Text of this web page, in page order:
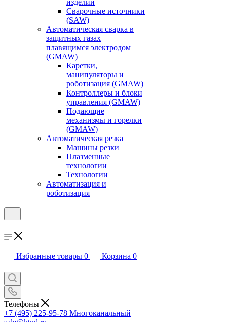
изделий
Сварочные источники
(SAW)
Автоматическая сварка в
защитных газах
плавящимся электродом
(GMAW)
Каретки,
манипуляторы и
роботизация (GMAW)
Контроллеры и блоки
управления (GMAW)
Подающие
механизмы и горелки
(GMAW)
Автоматическая резка
Машины резки
Плазменные
технологии
Технологии
Автоматизация и
роботизация
Избранные товары 0 Корзина 0
Телефоны
+7 (495) 225-95-78 Многоканальный